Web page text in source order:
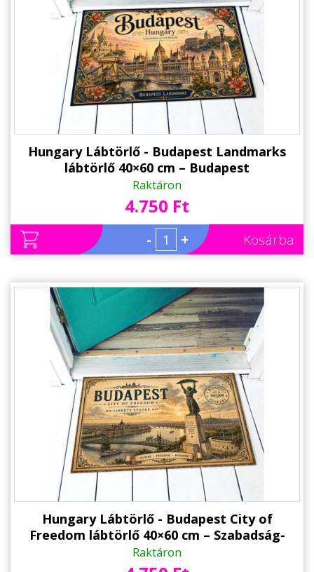
Hungary Lábtörlő - Budapest Landmarks
lábtörlő 40×60 cm – Budapest
nevezetességei Hungary ajándék
Raktáron
4.750 Ft
- + Kosárba
Hungary Lábtörlő - Budapest City of
Freedom lábtörlő 40×60 cm – Szabadság-
szobor Hungary ajándék
Raktáron